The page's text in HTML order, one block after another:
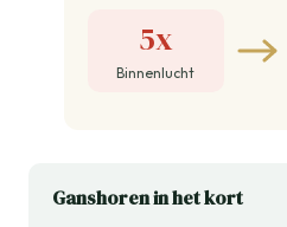
5x
Binnenlucht
Ganshoren in het kort